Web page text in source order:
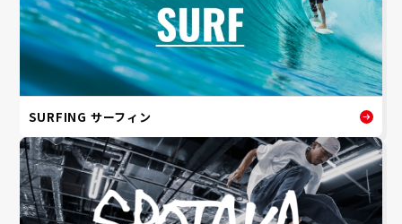
SURFING サーフィン